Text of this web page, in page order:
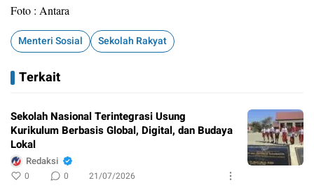
Foto : Antara
Menteri Sosial Sekolah Rakyat
Terkait
Sekolah Nasional Terintegrasi Usung
Kurikulum Berbasis Global, Digital, dan Budaya
Lokal
Redaksi
0 0 21/07/2026